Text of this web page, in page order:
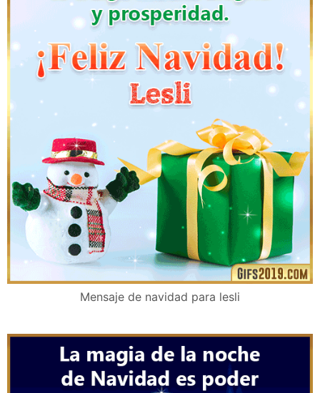
Mensaje de navidad para lesli